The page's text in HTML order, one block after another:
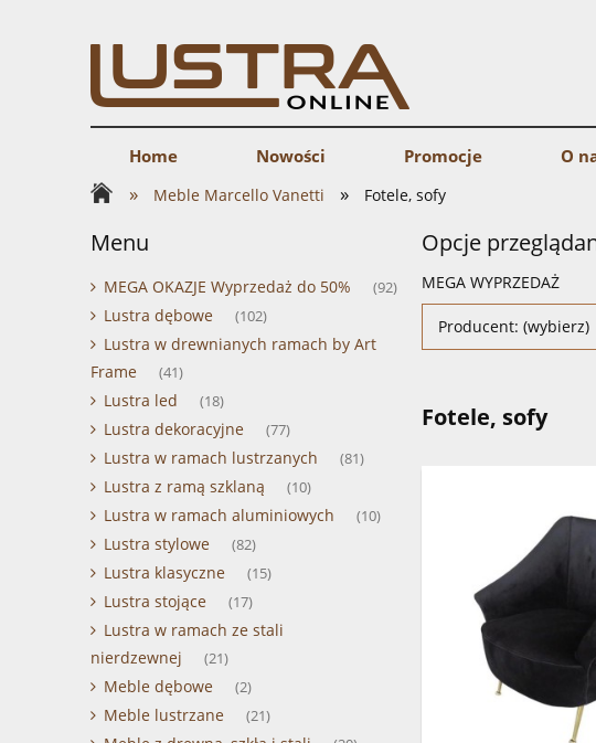
Home Nowości Promocje O
» Meble Marcello Vanetti » Fotele, sofy
Menu
MEGA OKAZJE Wyprzedaż do 50% (92)
Lustra dębowe (102)
Lustra w drewnianych ramach by Art
Frame
(41)
Lustra led (18)
Lustra dekoracyjne (77)
Lustra w ramach lustrzanych (81)
Lustra z ramą szklaną (10)
Lustra w ramach aluminiowych (10)
Lustra stylowe (82)
Lustra klasyczne (15)
Lustra stojące (17)
Lustra w ramach ze stali
nierdzewnej
(21)
Meble dębowe (2)
Meble lustrzane (21)
Opcje
MEGA WYPRZEDAŻ
Producent: (wybierz)
Fotele, sofy